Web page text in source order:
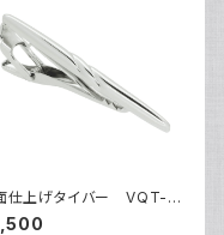
仕上げタイバー VQT-03